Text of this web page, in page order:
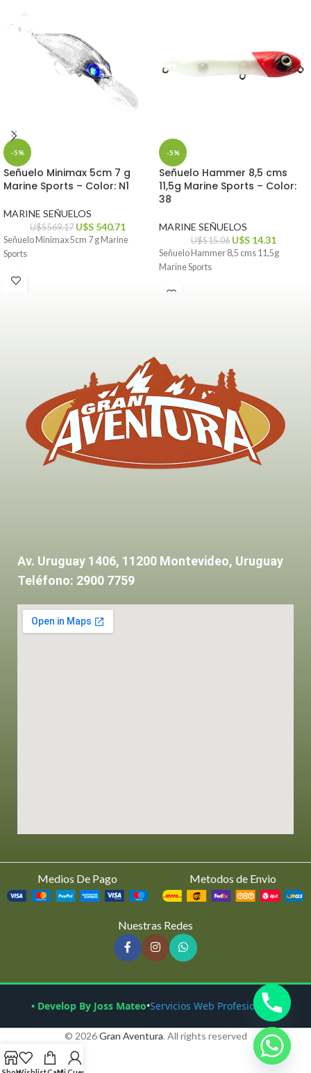
-5%
Señuelo Minimax 5cm 7 g
Marine Sports – Color: N1
MARINE SEÑUELOS
U$S569.17 U$S 540.71
Señuelo Minimax 5cm 7 g Marine
Sports
-5%
Señuelo Hammer 8,5 cms
11,5g Marine Sports – Color:
38
MARINE SEÑUELOS
U$S15.06 U$S 14.31
Señuelo Hammer 8,5 cms 11,5g
Marine Sports
Av. Uruguay 1406, 11200 Montevideo, Uruguay
Teléfono: 2900 7759
Medios De Pago Metodos de Envio
Nuestras Redes
• Develop By Joss Mateo•Servicios Web Profesionales
© 2026Gran Aventura. All rights reserved